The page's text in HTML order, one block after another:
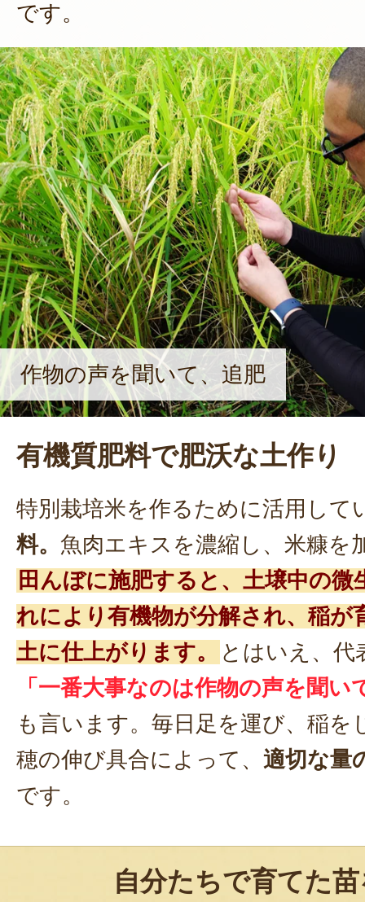
です。
作物の声を聞いて、追肥
有機質肥料で肥沃な土作り
特別栽培米を作るために活用して
料。 魚肉エキスを濃縮し、米糠を
田んぼに施肥すると、土壌中の微
れにより有機物が分解され、稲が
土に仕上がります。
とはいえ、代
「一番大事なのは作物の声を聞い
も言います。毎日足を運び、稲を
穂の伸び具合によって、 適切な量
です。
自分たちで育てた